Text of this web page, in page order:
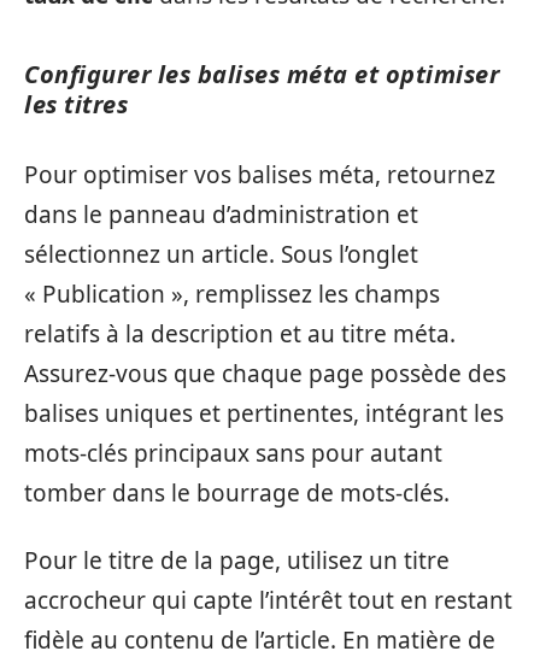
Configurer les balises méta et optimiser
les titres
Pour optimiser vos balises méta, retournez
dans le panneau d’administration et
sélectionnez un article. Sous l’onglet
« Publication », remplissez les champs
relatifs à la description et au titre méta.
Assurez-vous que chaque page possède des
balises uniques et pertinentes, intégrant les
mots-clés principaux sans pour autant
tomber dans le bourrage de mots-clés.
Pour le titre de la page, utilisez un titre
accrocheur qui capte l’intérêt tout en restant
fidèle au contenu de l’article. En matière de